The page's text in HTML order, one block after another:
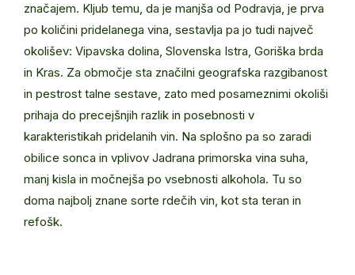
značajem. Kljub temu, da je manjša od Podravja, je prva
po količini pridelanega vina, sestavlja pa jo tudi največ
okolišev: Vipavska dolina, Slovenska Istra, Goriška brda
in Kras. Za območje sta značilni geografska razgibanost
in pestrost talne sestave, zato med posameznimi okoliši
prihaja do precejšnjih razlik in posebnosti v
karakteristikah pridelanih vin. Na splošno pa so zaradi
obilice sonca in vplivov Jadrana primorska vina suha,
manj kisla in močnejša po vsebnosti alkohola. Tu so
doma najbolj znane sorte rdečih vin, kot sta teran in
refošk.